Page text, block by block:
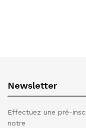
Newsletter
Effectuez une pré-
notre